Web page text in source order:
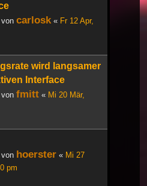
carlosk« Fr 12 Apr,
wird langsamer
Interface
fmitt « Mi 20 Mär,
hoerster « Mi 27
pm